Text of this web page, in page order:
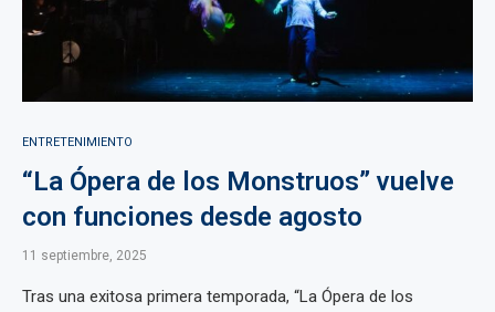
ENTRETENIMIENTO
“La Ópera de los Monstruos” vuelve
con funciones desde agosto
11 septiembre, 2025
Tras una exitosa primera temporada, “La Ópera de los